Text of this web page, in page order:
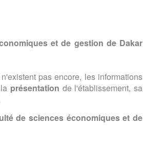
et de gestion de Dakar
pas encore, les informations
présentation de l'établissement, sa
de sciences économiques et de